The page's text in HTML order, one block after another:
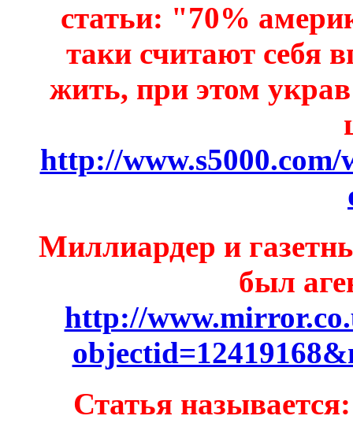
статьи: "70%
таки считают себя
жить, при этом украв
http://
Миллиардер и
был
http://
Статья